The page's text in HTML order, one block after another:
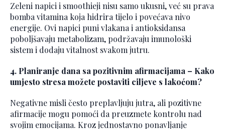
Zeleni napici i smoothieji nisu samo ukusni, već su prava
bomba vitamina koja hidrira tijelo i povećava nivo
energije. Ovi napici puni vlakana i antioksidansa
poboljšavaju metabolizam, podržavaju imunološki
sistem i dodaju vitalnost svakom jutru.
4. Planiranje dana sa pozitivnim afirmacijama – Kako
umjesto stresa možete postaviti ciljeve s lakoćom?
Negativne misli često preplavljuju jutra, ali pozitivne
afirmacije mogu pomoći da preuzmete kontrolu nad
svojim emocijama. Kroz jednostavno ponavljanje